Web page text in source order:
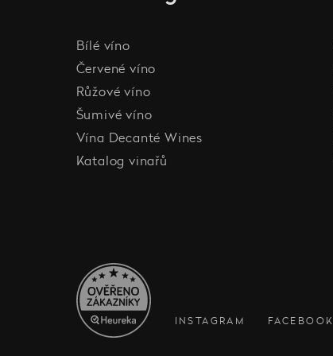
Bílé víno
Červené víno
Růžové víno
Šumivé víno
Vína Decanté Wines
Katalog vinařů
INSTAGRAM FACEBOOK